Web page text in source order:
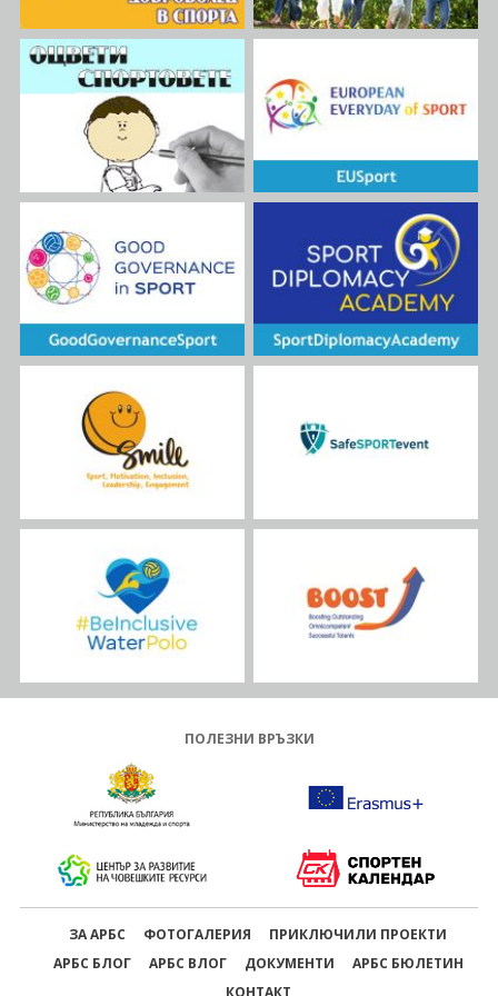
ПОЛЕЗНИ ВРЪЗКИ
ЗА АРБС ФОТОГАЛЕРИЯ
ПРИКЛЮЧИЛИ ПРОЕКТИ
АРБС БЛОГ
АРБС ВЛОГ ДОКУМЕНТИ
АРБС БЮЛЕТИН